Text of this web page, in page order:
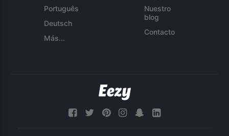
Português
Deutsch
Más...
Nuestro
blog
Contacto